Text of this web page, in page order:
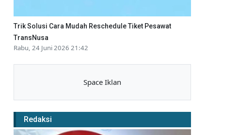
Trik Solusi Cara Mudah Reschedule Tiket Pesawat
TransNusa
Rabu, 24 Juni 2026 21:42
Space Iklan
Redaksi